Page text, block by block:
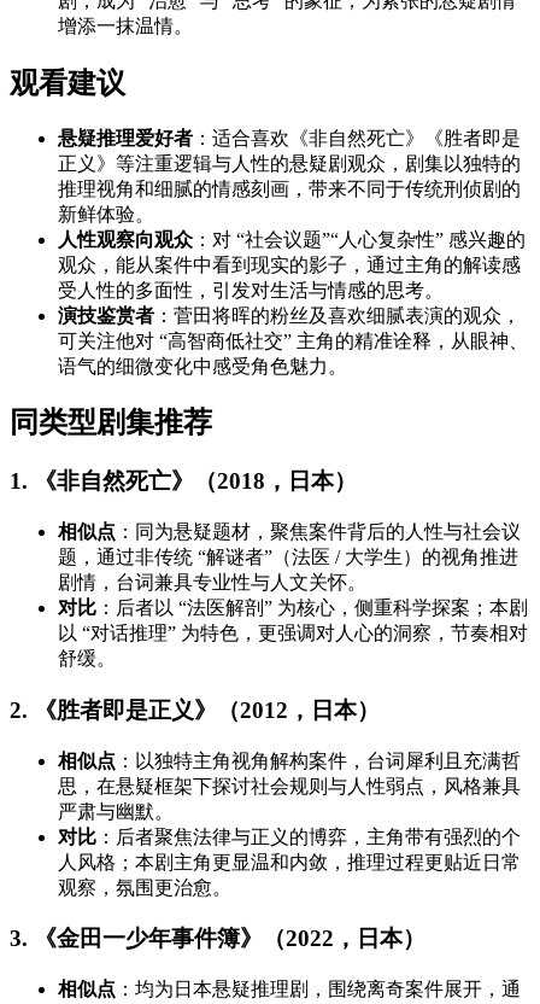
增添一抹温情。
观看建议
悬疑推理爱好者 ：适合喜欢《非自然死亡》《胜者即是
正义》等注重逻辑与人性的悬疑剧观众，剧集以独特的
推理视角和细腻的情感刻画，带来不同于传统刑侦剧的
新鲜体验。
人性观察向观众 ：对 “社会议题”“人心复杂性” 感兴趣的
观众，能从案件中看到现实的影子，通过主角的解读感
受人性的多面性，引发对生活与情感的思考。
演技鉴赏者 ：菅田将晖的粉丝及喜欢细腻表演的观众，
可关注他对 “高智商低社交” 主角的精准诠释，从眼神、
语气的细微变化中感受角色魅力。
同类型剧集推荐
1. 《非自然死亡》（2018，日本）
相似点 ：同为悬疑题材，聚焦案件背后的人性与社会议
题，通过非传统 “解谜者”（法医 / 大学生）的视角推进
剧情，台词兼具专业性与人文关怀。
对比 ：后者以 “法医解剖” 为核心，侧重科学探案；本剧
以 “对话推理” 为特色，更强调对人心的洞察，节奏相对
舒缓。
2. 《胜者即是正义》（2012，日本）
相似点 ：以独特主角视角解构案件，台词犀利且充满哲
思，在悬疑框架下探讨社会规则与人性弱点，风格兼具
严肃与幽默。
对比 ：后者聚焦法律与正义的博弈，主角带有强烈的个
人风格；本剧主角更显温和内敛，推理过程更贴近日常
观察，氛围更治愈。
3. 《金田一少年事件簿》（2022，日本）
相似点 ：均为日本悬疑推理剧，围绕离奇案件展开，通